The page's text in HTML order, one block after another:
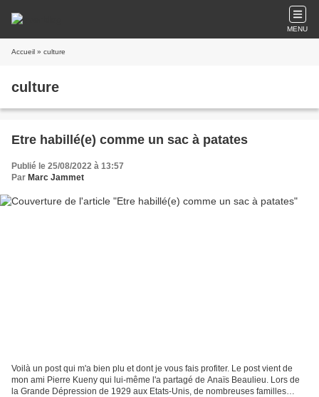
MENU
Accueil » culture
culture
Etre habillé(e) comme un sac à patates
Publié le 25/08/2022 à 13:57
Par Marc Jammet
Voilà un post qui m'a bien plu et dont je vous fais profiter. Le post vient de
mon ami Pierre Kueny qui lui-même l'a partagé de Anaïs Beaulieu. Lors de
la Grande Dépression de 1929 aux Etats-Unis, de nombreuses familles